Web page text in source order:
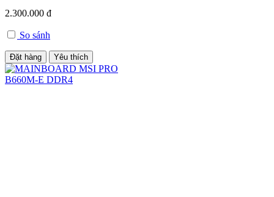
2.300.000 đ
So sánh
Đặt hàng Yêu thích